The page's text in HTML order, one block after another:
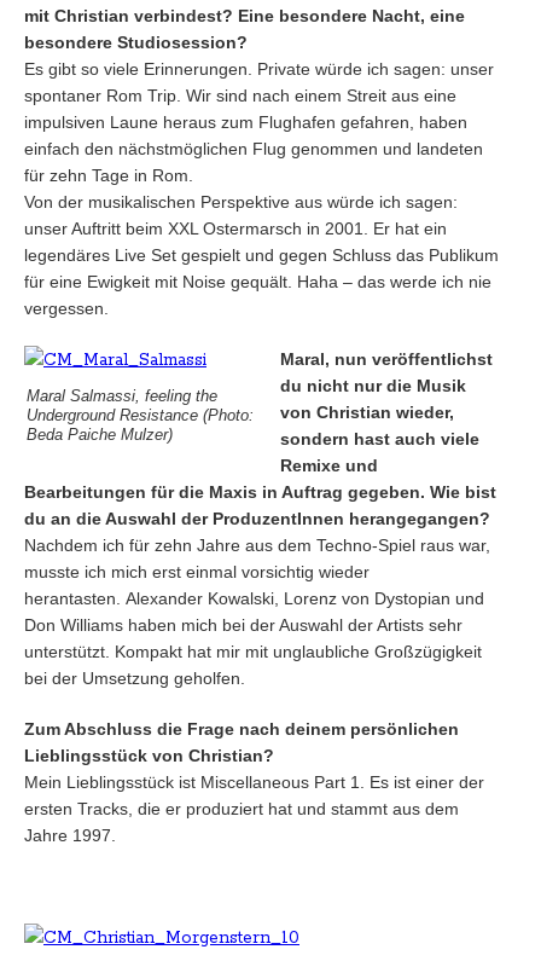
mit Christian verbindest? Eine besondere Nacht, eine
besondere Studiosession?
Es gibt so viele Erinnerungen. Private würde ich sagen: unser
spontaner Rom Trip. Wir sind nach einem Streit aus eine
impulsiven Laune heraus zum Flughafen gefahren, haben
einfach den nächstmöglichen Flug genommen und landeten
für zehn Tage in Rom.
Von der musikalischen Perspektive aus würde ich sagen:
unser Auftritt beim XXL Ostermarsch in 2001. Er hat ein
legendäres Live Set gespielt und gegen Schluss das Publikum
für eine Ewigkeit mit Noise gequält. Haha – das werde ich nie
vergessen.
Maral Salmassi, feeling the
Underground Resistance (Photo:
Beda Paiche Mulzer)
Maral, nun veröffentlichst
du nicht nur die Musik
von Christian wieder,
sondern hast auch viele
Remixe und
Bearbeitungen für die Maxis in Auftrag gegeben. Wie bist
du an die Auswahl der ProduzentInnen herangegangen?
Nachdem ich für zehn Jahre aus dem Techno-Spiel raus war,
musste ich mich erst einmal vorsichtig wieder
herantasten. Alexander Kowalski, Lorenz von Dystopian und
Don Williams haben mich bei der Auswahl der Artists sehr
unterstützt. Kompakt hat mir mit unglaubliche Großzügigkeit
bei der Umsetzung geholfen.
Zum Abschluss die Frage nach deinem persönlichen
Lieblingsstück von Christian?
Mein Lieblingsstück ist Miscellaneous Part 1. Es ist einer der
ersten Tracks, die er produziert hat und stammt aus dem
Jahre 1997.